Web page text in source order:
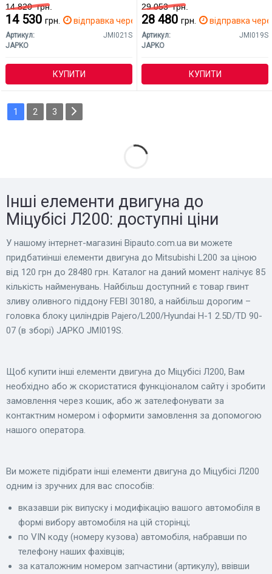
14 820грн.
14 530 грн. відправка через 2 дн.
Артикул:
JMI021S
JAPKO
КУПИТИ
29 053грн.
28 480 грн. відправка
Артикул:
JMI019S
JAPKO
КУПИТИ
1 2 3
Інші елементи двигуна до
Міцубісі Л200: доступні ціни
У нашому інтернет-магазині Bіpauto.com.ua ви можете
придбатиінші елементи двигуна до Mitsubishi L200 за ціною
від 120 грн до 28480 грн. Каталог на даний момент налічує 85
кількість найменувань. Найбільш доступний є товар гвинт
зливу оливного піддону FEBI 30180, а найбільш дорогим –
головка блоку циліндрів Pajero/L200/Hyundai H-1 2.5D/TD 90-
07 (в зборі) JAPKO JMI019S.
Щоб купити інші елементи двигуна до Міцубісі Л200, Вам
необхідно або ж скористатися функціоналом сайту і зробити
замовлення через кошик, або ж зателефонувати за
контактним номером і оформити замовлення за допомогою
нашого оператора.
Ви можете підібрати інші елементи двигуна до Міцубісі Л200
одним із зручних для вас способів:
вказавши рік випуску і модифікацію вашого автомобіля в
формі вибору автомобіля на цій сторінці;
по VIN коду (номеру кузова) автомобіля, набравши по
телефону наших фахівців;
за каталожним номером запчастини (артикулу), ввівши